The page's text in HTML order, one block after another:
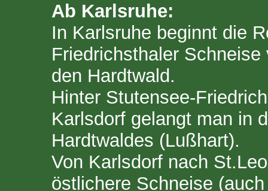
Ab Karlsruhe:
In Karlsruhe beginnt die
Friedrichsthaler
den Hardtwald.
Hinter Stutensee-
Karlsdorf gelangt man in
Hardtwaldes (Lußhart).
Von Karlsdorf nach
östlichere Schneise